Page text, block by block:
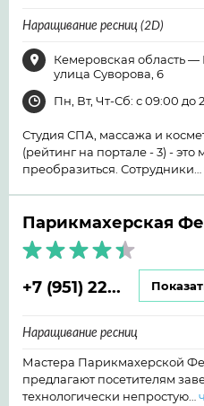
Наращивание ресниц (2D)
Кемеровская область —
улица Суворова, 6
Пн, Вт, Чт-Сб: с 09:00 до
Студия СПА, массажа и
(рейтинг на портале - 3) - это
преобразиться. Сотрудники…
Парикмахерская
+7 (951) 22...
Наращивание ресниц
Мастера Парикмахерской
предлагают посетителям
технологически непростую…